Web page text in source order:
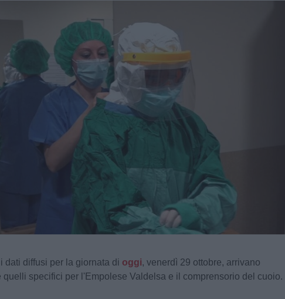
dati diffusi per la giornata di oggi, venerdì 29 ottobre, arrivano
quelli specifici per l'Empolese Valdelsa e il comprensorio del cuoio.